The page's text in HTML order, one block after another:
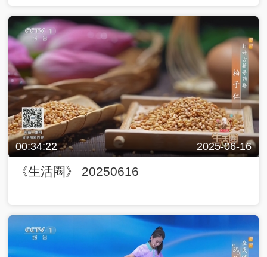
00:34:22 2025-06-16
《生活圈》 20250616